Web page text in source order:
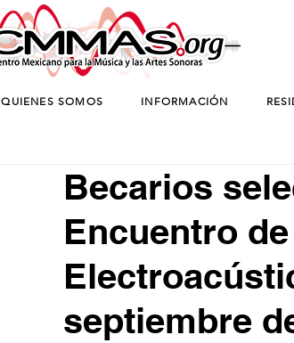
QUIENES SOMOS INFORMACIÓN
Becarios
Encuentro
septiembre